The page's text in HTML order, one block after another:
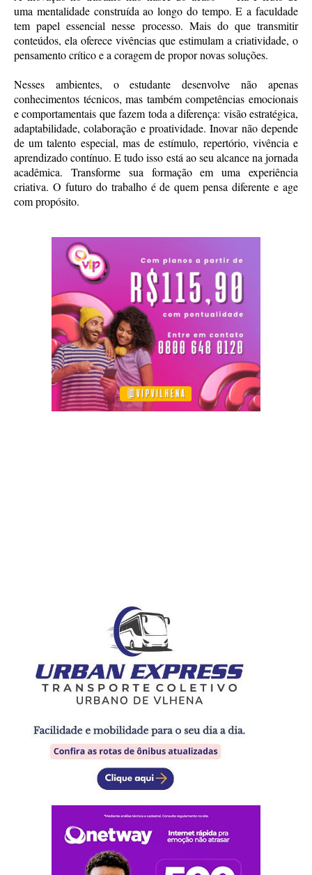
uma mentalidade construída ao longo do tempo. E a faculdade
tem papel essencial nesse processo. Mais do que transmitir
conteúdos, ela oferece vivências que estimulam a criatividade, o
pensamento crítico e a coragem de propor novas soluções.
Nesses ambientes, o estudante desenvolve não apenas
conhecimentos técnicos, mas também competências emocionais
e comportamentais que fazem toda a diferença: visão estratégica,
adaptabilidade, colaboração e proatividade. Inovar não depende
de um talento especial, mas de estímulo, repertório, vivência e
aprendizado contínuo. E tudo isso está ao seu alcance na jornada
acadêmica. Transforme sua formação em uma experiência
criativa. O futuro do trabalho é de quem pensa diferente e age
com propósito.